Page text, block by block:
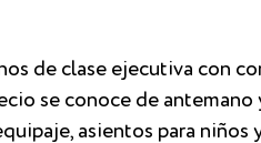
de clase ejecutiva con
se conoce de
asientos para